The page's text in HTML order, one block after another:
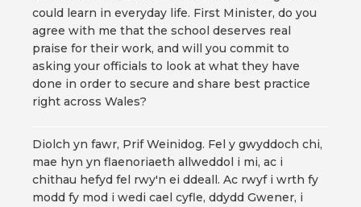
could learn in everyday life. First Minister, do you
agree with me that the school deserves real
praise for their work, and will you commit to
asking your officials to look at what they have
done in order to secure and share best practice
right across Wales?
Diolch yn fawr, Prif Weinidog. Fel y gwyddoch chi,
mae hyn yn flaenoriaeth allweddol i mi, ac i
chithau hefyd fel rwy'n ei ddeall. Ac rwyf i wrth fy
modd fy mod i wedi cael cyfle, ddydd Gwener, i